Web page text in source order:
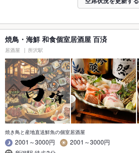
焼鳥・海鮮 和食個室居酒屋 百済
居酒屋 所沢駅
焼き鳥と産地直送鮮魚の個室居酒屋
2001～3000円
2001～3000円